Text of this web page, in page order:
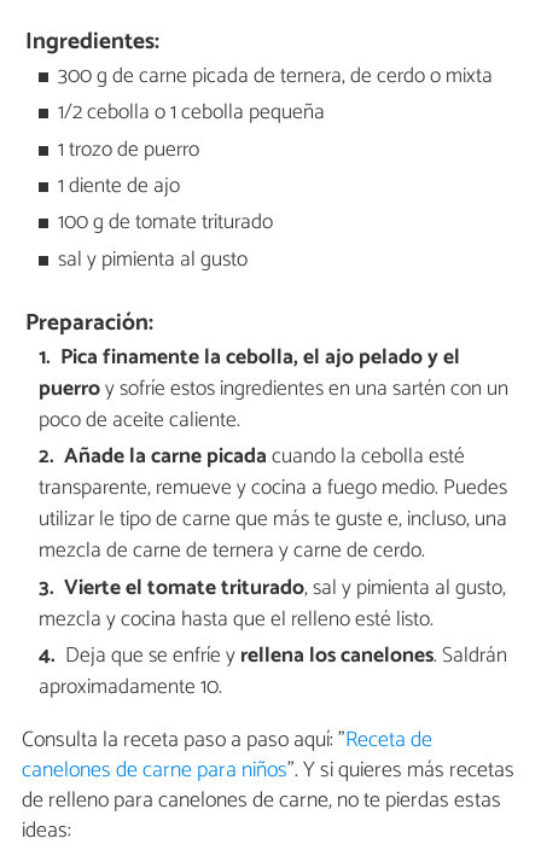
Ingredientes:
300 g de carne picada de ternera, de cerdo o mixta
1/2 cebolla o 1 cebolla pequeña
1 trozo de puerro
1 diente de ajo
100 g de tomate triturado
sal y pimienta al gusto
Preparación:
Pica finamente la cebolla, el ajo pelado y el
puerroy sofríe estos ingredientes en una sartén con un
poco de aceite caliente.
Añade la carne picadacuando la cebolla esté
transparente, remueve y cocina a fuego medio. Puedes
utilizar le tipo de carne que más te guste e, incluso, una
mezcla de carne de ternera y carne de cerdo.
Vierte el tomate triturado, sal y pimienta al gusto,
mezcla y cocina hasta que el relleno esté listo.
Deja que se enfríe yrellena los canelones. Saldrán
aproximadamente 10.
Consulta la receta paso a paso aquí: "Receta de
canelones de carne para niños". Y si quieres más recetas
de relleno para canelones de carne, no te pierdas estas
ideas: